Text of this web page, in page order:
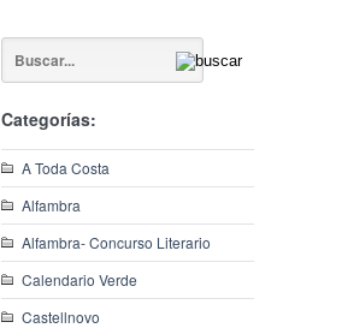
Categorías:
A Toda Costa
Alfambra
Alfambra- Concurso Literario
Calendario Verde
Castellnovo